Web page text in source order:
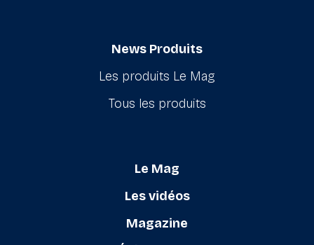
News Produits
Les produits Le Mag
Tous les produits
Le Mag
Les vidéos
Magazine